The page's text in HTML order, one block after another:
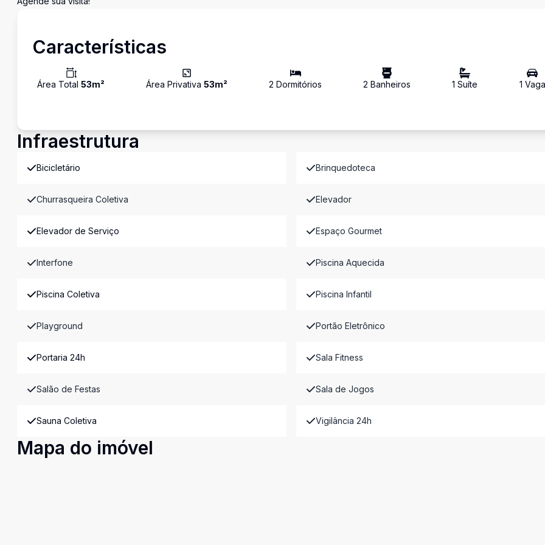
Características
Área Total 53m² Área Privativa53m² 2 Dormitórios 2 Banheiros 1 Suíte 1 Vaga
Infraestrutura
Bicicletário Brinquedoteca
Churrasqueira Coletiva Elevador
Elevador de Serviço Espaço Gourmet
Interfone Piscina Aquecida
Piscina Coletiva Piscina Infantil
Playground Portão Eletrônico
Portaria 24h Sala Fitness
Salão de Festas Sala de Jogos
Sauna Coletiva Vigilância 24h
Mapa do imóvel